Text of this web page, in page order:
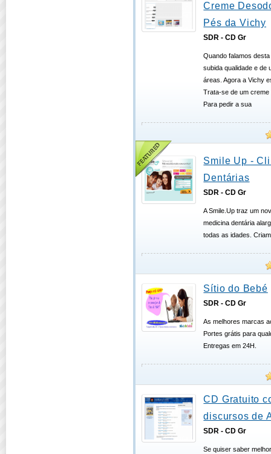
Creme
Pés da Vichy
SDR - CD Gr
Quando falamos
subida qualidade e de
áreas. Agora a Vichy
Trata-se de um
Para pedir a sua
Smile Up -
Dentárias
SDR - CD Gr
A Smile.Up traz um
medicina dentária
todas as idades.
Sítio do Bebé
SDR - CD Gr
As melhores marcas
Portes grátis para
Entregas em 24H.
CD Gratuito
discursos de
SDR - CD Gr
Se quiser saber